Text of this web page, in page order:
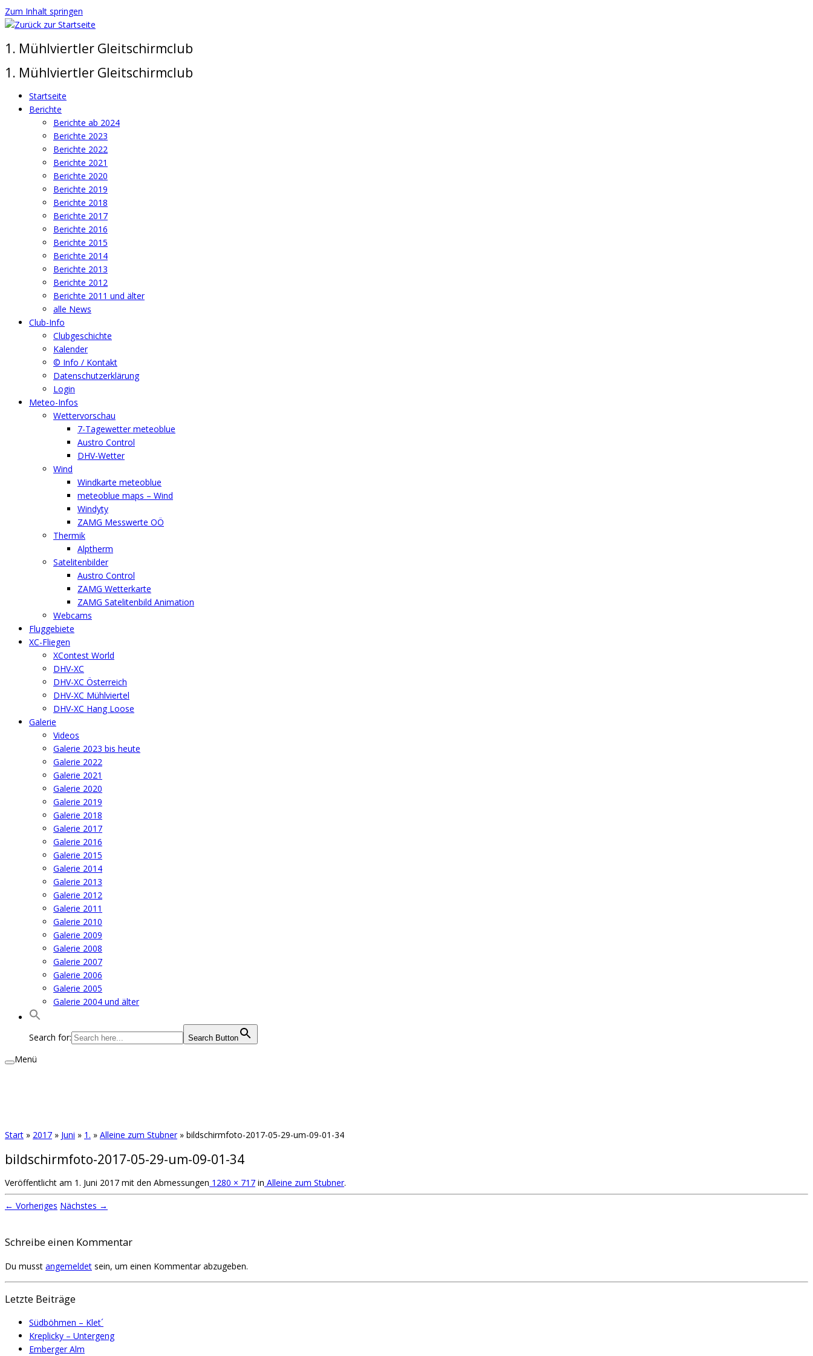
Zum Inhalt springen
1. Mühlviertler Gleitschirmclub
1. Mühlviertler Gleitschirmclub
Startseite
Berichte
Berichte ab 2024
Berichte 2023
Berichte 2022
Berichte 2021
Berichte 2020
Berichte 2019
Berichte 2018
Berichte 2017
Berichte 2016
Berichte 2015
Berichte 2014
Berichte 2013
Berichte 2012
Berichte 2011 und älter
alle News
Club-Info
Clubgeschichte
Kalender
© Info / Kontakt
Datenschutzerklärung
Login
Meteo-Infos
Wettervorschau
7-Tagewetter meteoblue
Austro Control
DHV-Wetter
Wind
Windkarte meteoblue
meteoblue maps – Wind
Windyty
ZAMG Messwerte OÖ
Thermik
Alptherm
Satelitenbilder
Austro Control
ZAMG Wetterkarte
ZAMG Satelitenbild Animation
Webcams
Fluggebiete
XC-Fliegen
XContest World
DHV-XC
DHV-XC Österreich
DHV-XC Mühlviertel
DHV-XC Hang Loose
Galerie
Videos
Galerie 2023 bis heute
Galerie 2022
Galerie 2021
Galerie 2020
Galerie 2019
Galerie 2018
Galerie 2017
Galerie 2016
Galerie 2015
Galerie 2014
Galerie 2013
Galerie 2012
Galerie 2011
Galerie 2010
Galerie 2009
Galerie 2008
Galerie 2007
Galerie 2006
Galerie 2005
Galerie 2004 und älter
Search for: Search Button
Menü
Start » 2017 » Juni » 1. » Alleine zum Stubner » bildschirmfoto-2017-05-29-um-09-01-34
bildschirmfoto-2017-05-29-um-09-01-34
Veröffentlicht am 1. Juni 2017 mit den Abmessungen 1280 × 717 in Alleine zum Stubner.
← Vorheriges Nächstes →
Schreibe einen Kommentar
Du musst angemeldet sein, um einen Kommentar abzugeben.
Letzte Beiträge
Südböhmen – Klet´
Kreplicky – Untergeng
Emberger Alm